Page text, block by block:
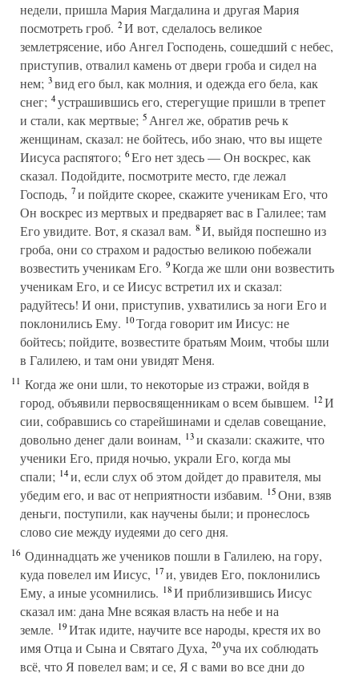
недели, пришла Мария Магдалина и другая Мария
посмотреть гроб. 2И вот, сделалось великое
землетрясение, ибо Ангел Господень, сошедший с небес,
приступив, отвалил камень от двери гроба и сидел на
нем; 3вид его был, как молния, и одежда его бела, как
снег; 4устрашившись его, стерегущие пришли в трепет
и стали, как мертвые; 5Ангел же, обратив речь к
женщинам, сказал: не бойтесь, ибо знаю, что вы ищете
Иисуса распятого; 6Его нет здесь — Он воскрес, как
сказал. Подойдите, посмотрите место, где лежал
Господь, 7и пойдите скорее, скажите ученикам Его, что
Он воскрес из мертвых и предваряет вас в Галилее; там
Его увидите. Вот, я сказал вам. 8И, выйдя поспешно из
гроба, они со страхом и радостью великою побежали
возвестить ученикам Его. 9Когда же шли они возвестить
ученикам Его, и се Иисус встретил их и сказал:
радуйтесь! И они, приступив, ухватились за ноги Его и
поклонились Ему. 10Тогда говорит им Иисус: не
бойтесь; пойдите, возвестите братьям Моим, чтобы шли
в Галилею, и там они увидят Меня.
11 Когда же они шли, то некоторые из стражи, войдя в
город, объявили первосвященникам о всем бывшем. 12И
сии, собравшись со старейшинами и сделав совещание,
довольно денег дали воинам, 13и сказали: скажите, что
ученики Его, придя ночью, украли Его, когда мы
спали; 14и, если слух об этом дойдет до правителя, мы
убедим его, и вас от неприятности избавим. 15Они, взяв
деньги, поступили, как научены были; и пронеслось
слово сие между иудеями до сего дня.
16 Одиннадцать же учеников пошли в Галилею, на гору,
куда повелел им Иисус, 17и, увидев Его, поклонились
Ему, а иные усомнились. 18И приблизившись Иисус
сказал им: дана Мне всякая власть на небе и на
земле. 19Итак идите, научите все народы, крестя их во
имя Отца и Сына и Святаго Духа, 20уча их соблюдать
всё, что Я повелел вам; и се, Я с вами во все дни до